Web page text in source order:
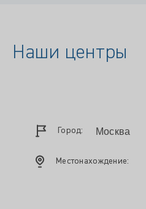
Наши центры
Город:
Местонахождение: